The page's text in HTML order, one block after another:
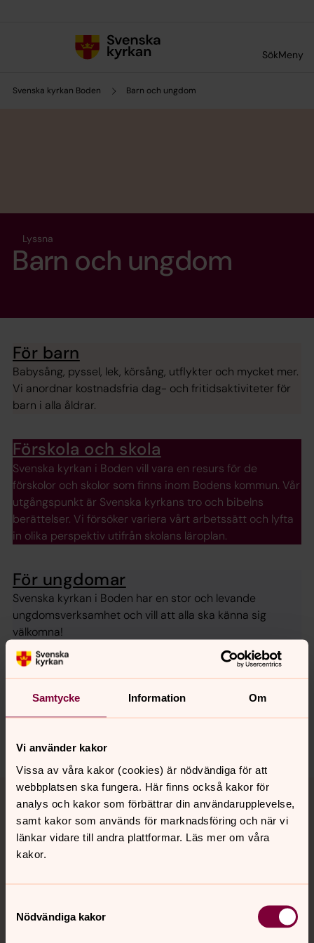
Samtycke Information Om
Vi använder kakor
Vissa av våra kakor (cookies) är nödvändiga för att
webbplatsen ska fungera. Här finns också kakor för
analys och kakor som förbättrar din användarupplevelse,
samt kakor som används för marknadsföring och när vi
länkar vidare till andra plattformar. Läs mer om våra
kakor.
Nödvändiga kakor
SökMeny
Svenska kyrkan Boden Barn och ungdom
Lyssna
Barn och ungdom
För barn
Babysång, pyssel, lek, körsång, utflykter och mycket mer.
Vi anordnar kostnadsfria dag- och fritidsaktiviteter för
barn i alla åldrar.
Förskola och skola
Svenska kyrkan i Boden vill vara en resurs för de
förskolor och skolor som finns inom Bodens kommun. Vår
utgångspunkt är Svenska kyrkans tro och bibelns
berättelser. Vi försöker variera vårt arbetssätt och lyfta
in olika perspektiv utifrån skolans läroplan.
För ungdomar
Svenska kyrkan i Boden har en stor och levande
ungdomsverksamhet och vill att alla ska känna sig
välkomna!
Synpunkter eller frågor på sidans
innehåll?
bodens.pastorat@svenskakyrkan.se
Tillbaka till toppen
Tillbaka till innehållet
Kontakt